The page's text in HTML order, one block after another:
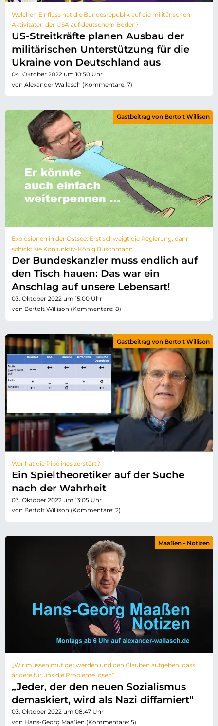
Welchen Einfluss hat die Bundesrepublik auf die militärischen
Aktivitäten der USA auf deutschem Boden?
US-Streitkräfte planen Ausbau der
militärischen Unterstützung für die
Ukraine von Deutschland aus
04. Oktober 2022 um 10:50 Uhr
von Alexander Wallasch (Kommentare: 7)
Explosionen in der Ostsee: Erst schweigt die Regierung, dann
schickt sie Konjunktiv-König Buschmann
Der Bundeskanzler muss endlich auf
den Tisch hauen: Das war ein
Anschlag auf unsere Lebensart!
03. Oktober 2022 um 15:00 Uhr
von Bertolt Willison (Kommentare: 8)
Gastbeitrag von Bertolt Willison
Wer hat die Pipelines zerstört?
Ein Spieltheoretiker auf der Suche
nach der Wahrheit
03. Oktober 2022 um 13:05 Uhr
von Bertolt Willison (Kommentare: 2)
Gastbeitrag von Bertolt Willison
„Wir müssen mutiger werden und den Glauben aufgeben, dass
andere für uns die Probleme lösen“
„Jeder, der den neuen Sozialismus
demaskiert, wird als Nazi diffamiert“
03. Oktober 2022 um 08:47 Uhr
von Hans-Georg Maaßen (Kommentare: 5)
Maaßen - Notizen